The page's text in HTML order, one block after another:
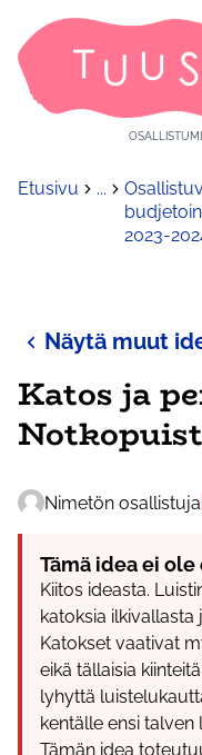
Etusivu ...
2023-
Näytä muut
Katos ja
Nimetön osallistuja
Tämä idea ei
Kiitos ideasta.
katoksia
Katokset vaativat
eikä tällaisia
lyhyttä
kentälle ensi talven
Tämän idea